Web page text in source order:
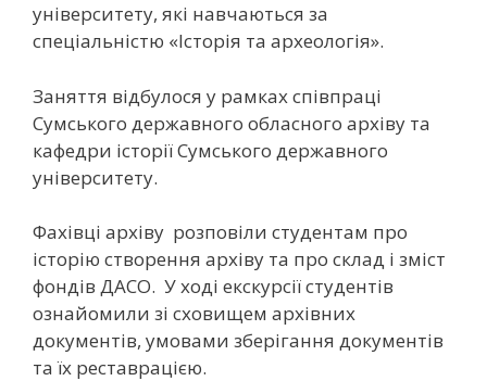
університету, які навчаються за
спеціальністю «Історія та археологія».
Заняття відбулося у рамках співпраці
Сумського державного обласного архіву та
кафедри історії Сумського державного
університету.
Фахівці архіву розповіли студентам про
історію створення архіву та про склад і зміст
фондів ДАСО. У ході екскурсії студентів
ознайомили зі сховищем архівних
документів, умовами зберігання документів
та їх реставрацією.